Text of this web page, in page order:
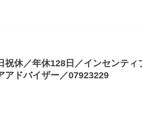
祝休／年休128日／インセンティ
アドバイザー／07923229